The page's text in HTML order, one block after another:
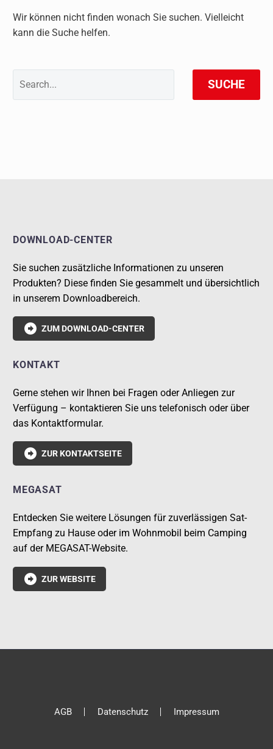
Wir können nicht finden wonach Sie suchen. Vielleicht
kann die Suche helfen.
SUCHE
DOWNLOAD-CENTER
Sie suchen zusätzliche Informationen zu unseren
Produkten? Diese finden Sie gesammelt und übersichtlich
in unserem Downloadbereich.
 ZUM DOWNLOAD-CENTER
KONTAKT
Gerne stehen wir Ihnen bei Fragen oder Anliegen zur
Verfügung – kontaktieren Sie uns telefonisch oder über
das Kontaktformular.
 ZUR KONTAKTSEITE
MEGASAT
Entdecken Sie weitere Lösungen für zuverlässigen Sat-
Empfang zu Hause oder im Wohnmobil beim Camping
auf der MEGASAT-Website.
 ZUR WEBSITE
AGB Datenschutz Impressum